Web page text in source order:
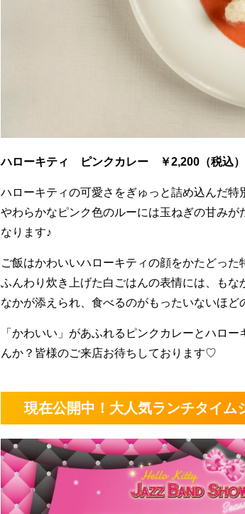
ハローキティ ピンクカレー ￥2,200（税込）
ハローキティの可愛さをぎゅっと詰め込んだ
やわらかなピンク色のルーには玉ねぎの甘み
なります♪
ご飯はかわいいハローキティの顔をかたどった
ふんわり炊き上げた白ごはんの表情には、も
なかが添えられ、食べるのがもったいないほ
「かわいい」があふれるピンクカレーとハロ
んか？皆様のご来店お待ちしております♡
現在公開中！大人気ランチタイ